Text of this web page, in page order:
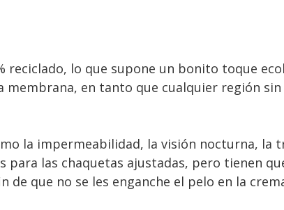
lo que supone un bonito toque
membrana, en tanto que cualquier región
la impermeabilidad, la visión nocturna, la
para las chaquetas ajustadas, pero tienen
que no se les enganche el pelo en la